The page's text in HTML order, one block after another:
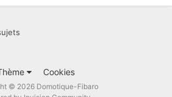
Cookies
© 2026 Domotique-Fibaro